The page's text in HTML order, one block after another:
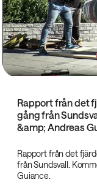
Rapport från det
gång från
&amp; Andreas
Rapport från det
från Sundsvall.
Guiance.